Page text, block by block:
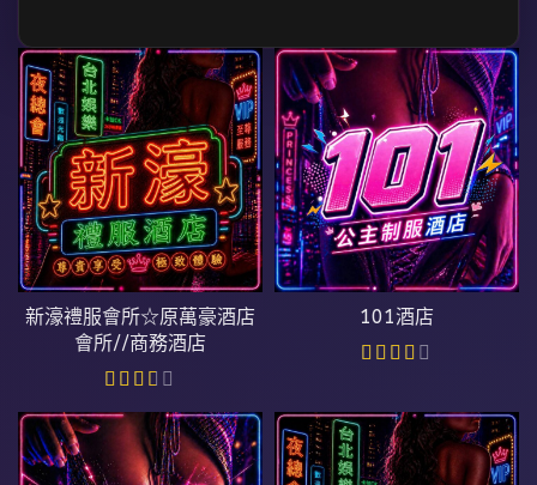
新濠禮服會所☆原萬豪酒店
會所//商務酒店
101酒店